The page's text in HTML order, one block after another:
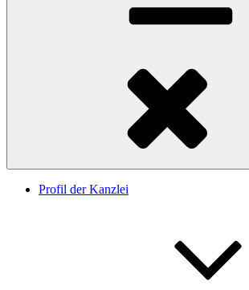
Profil der Kanzlei